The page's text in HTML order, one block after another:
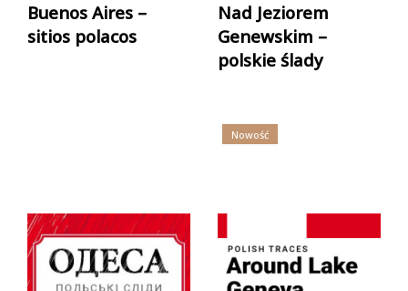
Buenos Aires –
sitios polacos
Nad Jeziorem
Genewskim –
polskie ślady
Nowość